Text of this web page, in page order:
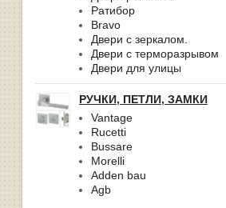
Ратибор
Bravo
Двери с зеркалом.
Двери с терморазрывом
Двери для улицы
РУЧКИ, ПЕТЛИ, ЗАМКИ
Vantage
Rucetti
Bussare
Morelli
Adden bau
Agb